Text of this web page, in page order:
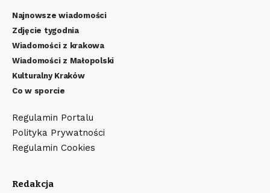
Najnowsze wiadomości
Zdjęcie tygodnia
Wiadomości z krakowa
Wiadomości z Małopolski
Kulturalny Kraków
Co w sporcie
Regulamin Portalu
Polityka Prywatności
Regulamin Cookies
Redakcja